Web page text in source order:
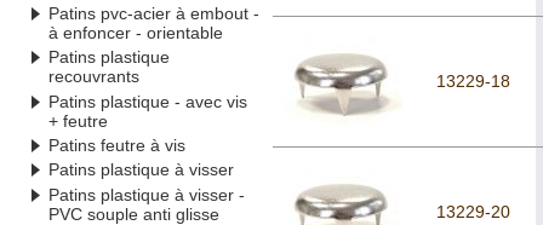
Patins pvc-acier à embout -
à enfoncer - orientable
Patins plastique
recouvrants
Patins plastique - avec vis
+ feutre
Patins feutre à vis
Patins plastique à visser
Patins plastique à visser -
PVC souple anti glisse
13229-18
13229-20